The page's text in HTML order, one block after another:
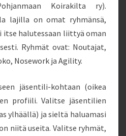
Koirakilta ry).
lajilla on omat ryhmänsä,
itse halutessaan liittyä oman
Ryhmät ovat: Noutajat,
Nosework ja Agility.
jäsentili-kohtaan (oikea
profiili. Valitse jäsentilien
ylhäällä) ja sieltä haluamasi
niitä useita. Valitse ryhmät,